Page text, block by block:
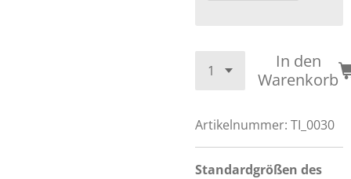
In den
Warenkorb
Artikelnummer: TI_0030
Standardgrößen des